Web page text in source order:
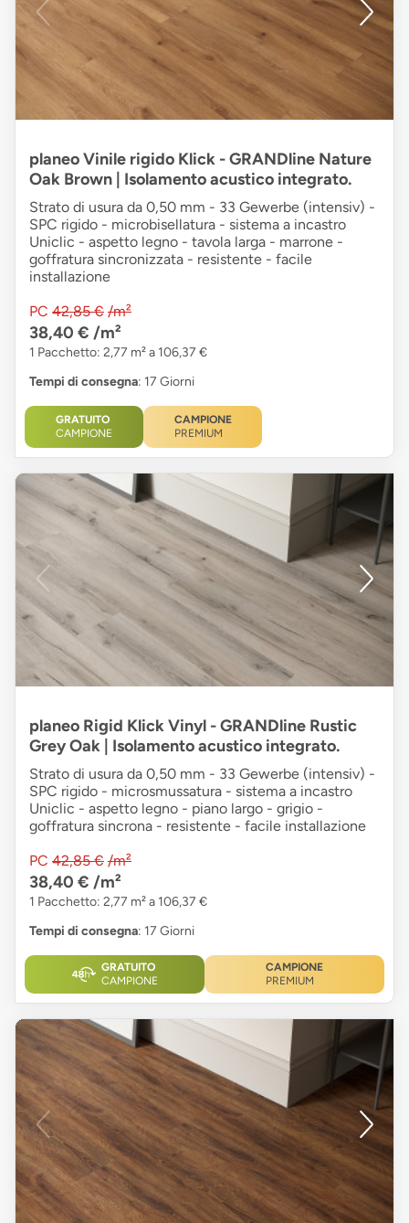
planeo Vinile rigido Klick - GRANDline Nature
Oak Brown | Isolamento acustico integrato.
Strato di usura da 0,50 mm - 33 Gewerbe (intensiv) -
SPC rigido - microbisellatura - sistema a incastro
Uniclic - aspetto legno - tavola larga - marrone -
goffratura sincronizzata - resistente - facile
installazione
PC 42,85 € /m²
38,40 € /m²
1 Pacchetto: 2,77 m² a 106,37 €
Tempi di consegna: 17 Giorni
GRATUITO
CAMPIONE
CAMPIONE
PREMIUM
planeo Rigid Klick Vinyl - GRANDline Rustic
Grey Oak | Isolamento acustico integrato.
Strato di usura da 0,50 mm - 33 Gewerbe (intensiv) -
SPC rigido - microsmussatura - sistema a incastro
Uniclic - aspetto legno - piano largo - grigio -
goffratura sincrona - resistente - facile installazione
PC 42,85 € /m²
38,40 € /m²
1 Pacchetto: 2,77 m² a 106,37 €
Tempi di consegna: 17 Giorni
GRATUITO
CAMPIONE
CAMPIONE
PREMIUM